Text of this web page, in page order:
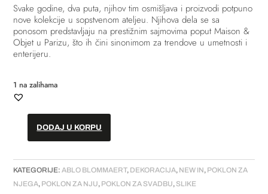
Svake godine, dva puta, njihov tim osmišljava i proizvodi potpuno
nove kolekcije u sopstvenom ateljeu. Njihova dela se sa
ponosom predstavljaju na prestižnim sajmovima poput Maison &
Objet u Parizu, što ih čini sinonimom za trendove u umetnosti i
enterijeru.
1 na zalihama
"Buttermere
Triptych
III"
DODAJ U KORPU
KATEGORIJE:ABLO BLOMMAERT, DEKORACIJA, NEW IN, POKLON ZA
NJEGA, POKLON ZA NJU, POKLON ZA SVADBU, SLIKE